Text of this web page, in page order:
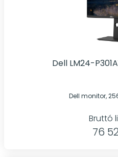
Dell LM24-
Dell monitor,
Bruttó
76